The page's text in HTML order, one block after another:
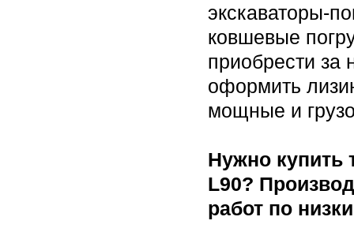
экскаваторы-
ковшевые
приобрести за
оформить
мощные и
Нужно купить
L90?
работ по